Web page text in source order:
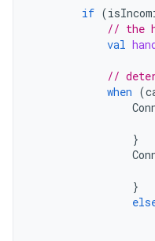
if (
// the
val
//
when (
}
}